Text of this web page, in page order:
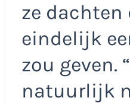
ze
eindelijk
zou geven.
natuurlijk